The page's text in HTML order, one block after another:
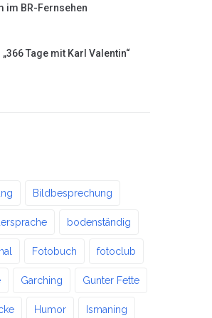
im BR-Fernsehen
Tage mit Karl Valentin“
Bildbesprechung
bodenständig
Fotobuch fotoclub
Garching Gunter Fette
Humor Ismaning